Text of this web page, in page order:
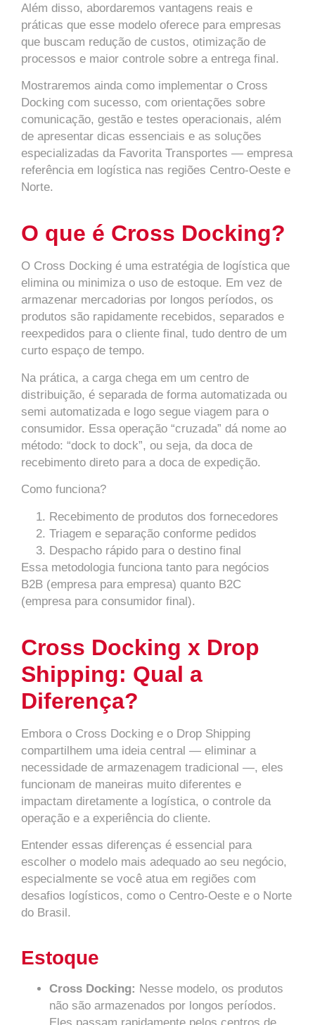
Além disso, abordaremos vantagens reais e
práticas que esse modelo oferece para empresas
que buscam redução de custos, otimização de
processos e maior controle sobre a entrega final.
Mostraremos ainda como implementar o Cross
Docking com sucesso, com orientações sobre
comunicação, gestão e testes operacionais, além
de apresentar dicas essenciais e as soluções
especializadas da Favorita Transportes — empresa
referência em logística nas regiões Centro-Oeste e
Norte.
O que é Cross Docking?
O Cross Docking é uma estratégia de logística que
elimina ou minimiza o uso de estoque. Em vez de
armazenar mercadorias por longos períodos, os
produtos são rapidamente recebidos, separados e
reexpedidos para o cliente final, tudo dentro de um
curto espaço de tempo.
Na prática, a carga chega em um centro de
distribuição, é separada de forma automatizada ou
semi automatizada e logo segue viagem para o
consumidor. Essa operação “cruzada” dá nome ao
método: “dock to dock”, ou seja, da doca de
recebimento direto para a doca de expedição.
Como funciona?
Recebimento de produtos dos fornecedores
Triagem e separação conforme pedidos
Despacho rápido para o destino final
Essa metodologia funciona tanto para negócios
B2B (empresa para empresa) quanto B2C
(empresa para consumidor final).
Cross Docking x Drop
Shipping: Qual a
Diferença?
Embora o Cross Docking e o Drop Shipping
compartilhem uma ideia central — eliminar a
necessidade de armazenagem tradicional —, eles
funcionam de maneiras muito diferentes e
impactam diretamente a logística, o controle da
operação e a experiência do cliente.
Entender essas diferenças é essencial para
escolher o modelo mais adequado ao seu negócio,
especialmente se você atua em regiões com
desafios logísticos, como o Centro-Oeste e o Norte
do Brasil.
Estoque
Cross Docking: Nesse modelo, os produtos
não são armazenados por longos períodos.
Eles passam rapidamente pelos centros de